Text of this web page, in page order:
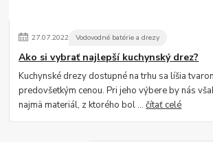
27.07.2022 Vodovodné batérie a drezy
Ako si vybrať najlepší kuchynský drez?
Kuchynské drezy dostupné na trhu sa líšia
predovšetkým cenou. Pri jeho výbere by nás
najmä materiál, z ktorého bol ...čítať celé